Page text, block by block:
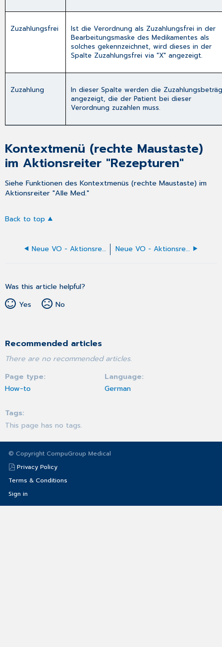
Zuzahlungsfrei
Ist die Verordnung als Zuzahlungsfrei in der
Bearbeitungsmaske des Medikamentes als
solches gekennzeichnet, wird dieses in der
Spalte Zuzahlungsfrei via "X" angezeigt.
Zuzahlung
In dieser Spalte werden die
angezeigt, die der Patient bei dieser
Verordnung zuzahlen muss.
Kontextmenü (rechte Maustaste)
im Aktionsreiter "Rezepturen"
Siehe Funktionen des Kontextmenüs (rechte Maustaste) im
Aktionsreiter "Alle Med."
Back to top
Neue VO - Aktionsreiter "Hilfsmittel" Neue VO - Aktionsreiter "Sonstige Med."
Was this article helpful?
Yes
No
Recommended articles
There are no recommended articles.
Page type
How-to
Language
German
Tags
This page has no tags.
© Copyright CompuGroup Medical
Privacy Policy
Terms & Conditions
Sign in